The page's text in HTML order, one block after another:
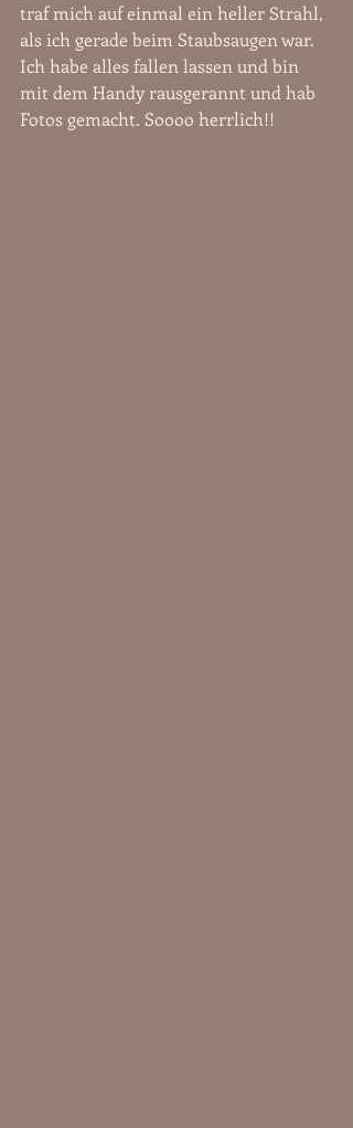
traf mich auf einmal ein heller Strahl,
als ich gerade beim Staubsaugen war.
Ich habe alles fallen lassen und bin
mit dem Handy rausgerannt und hab
Fotos gemacht. Soooo herrlich!!